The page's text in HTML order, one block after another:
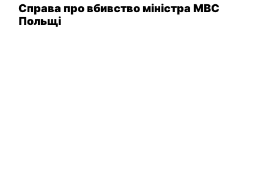
Справа про вбивство міністра МВС
Польщі